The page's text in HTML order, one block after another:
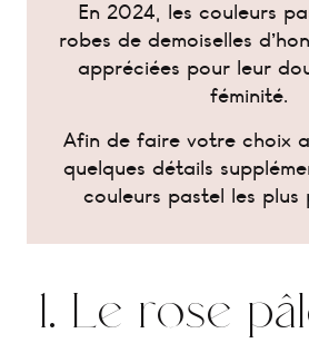
En 2024, les couleurs
robes de demoiselles
appréciées pour leur
féminité.
Afin de faire votre choix
quelques détails
couleurs pastel les plus
1. Le rose